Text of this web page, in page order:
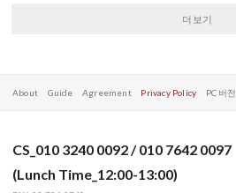
더보기
About Guide Agreement Privacy Policy PC 버전
CS_010 3240 0092 / 010 7642 0097
(Lunch Time_12:00-13:00)